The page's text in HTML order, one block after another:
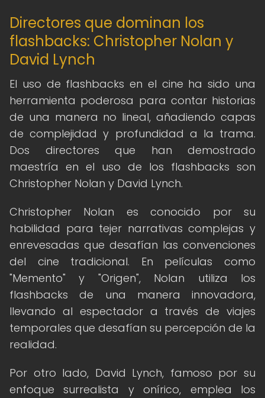
Directores que dominan los
flashbacks: Christopher Nolan y
David Lynch
El uso de flashbacks en el cine ha sido una
herramienta poderosa para contar historias
de una manera no lineal, añadiendo capas
de complejidad y profundidad a la trama.
Dos directores que han demostrado
maestría en el uso de los flashbacks son
Christopher Nolan y David Lynch.
Christopher Nolan es conocido por su
habilidad para tejer narrativas complejas y
enrevesadas que desafían las convenciones
del cine tradicional. En películas como
"Memento" y "Origen", Nolan utiliza los
flashbacks de una manera innovadora,
llevando al espectador a través de viajes
temporales que desafían su percepción de la
realidad.
Por otro lado, David Lynch, famoso por su
enfoque surrealista y onírico, emplea los